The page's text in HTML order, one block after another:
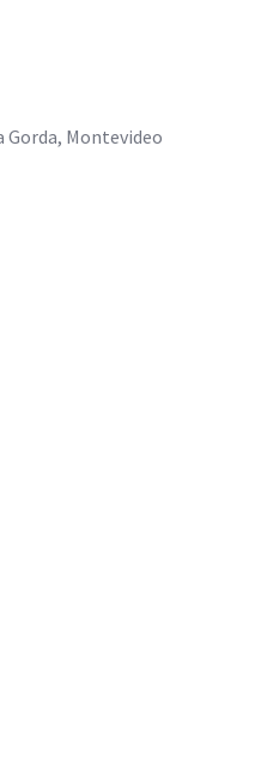
Montevideo